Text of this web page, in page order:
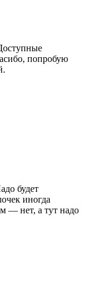
попробую
будет
иногда
— нет, а тут надо